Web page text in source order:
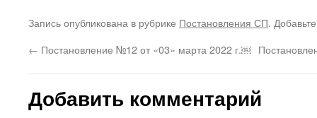
Запись опубликована в рубрике Постановления СП.
← Постановление №12 от «03» марта 2022 г.￼
Добавить комментарий